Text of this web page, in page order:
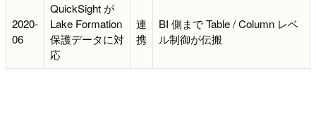
2020-
06
QuickSight が
Lake Formation
保護データに対
応
連
携
BI 側まで Table / Column レベ
ル制御が伝搬